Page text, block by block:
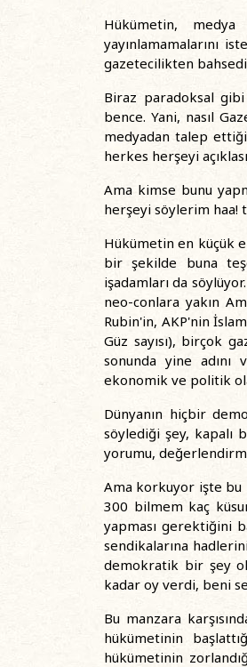
Hükümetin, medya
yayınlamamalarını
gazetecilikten
Biraz paradoksal gibi
bence. Yani, nasıl
medyadan talep ettiği
herkes herşeyi
Ama kimse bunu
herşeyi söylerim haa!
Hükümetin en küçük
bir şekilde buna
işadamları da
neo-conlara yakın
Rubin'in, AKP'nin
Güz sayısı), birçok
sonunda yine
ekonomik ve politik
Dünyanın hiçbir
söylediği şey, kapalı
yorumu,
Ama korkuyor işte bu
300 bilmem kaç
yapması gerektiğini
sendikalarına
demokratik bir şey
kadar oy verdi, beni
Bu manzara
hükümetinin
hükümetinin